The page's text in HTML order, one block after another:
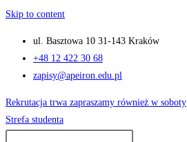
Skip to content
ul. Basztowa 10 31-143 Kraków
+48 12 422 30 68
zapisy@apeiron.edu.pl
Rekrutacja trwa zapraszamy również w soboty
Strefa studenta